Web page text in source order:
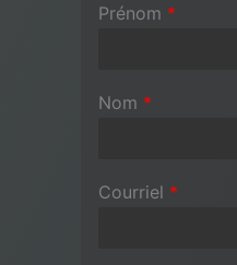
Prénom *
Nom *
Courriel *